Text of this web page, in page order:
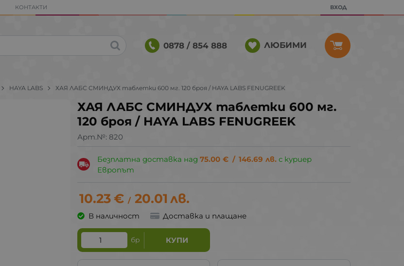
КОНТАКТИ ВХОД
0878 / 854 888 ЛЮБИМИ
HAYA LABS ХАЯ ЛАБС СМИНДУХ таблeтки 600 мг. 120 броя / HAYA LABS FENUGREEK
ХАЯ ЛАБС СМИНДУХ таблeтки 600 мг.
120 броя / HAYA LABS FENUGREEK
Арт.№: 820
Безплатна доставка над75.00 € / 146.69 лв. с куриер
Европът
10.23€ / 20.01 лв.
В наличност Доставка и плащане
бр КУПИ